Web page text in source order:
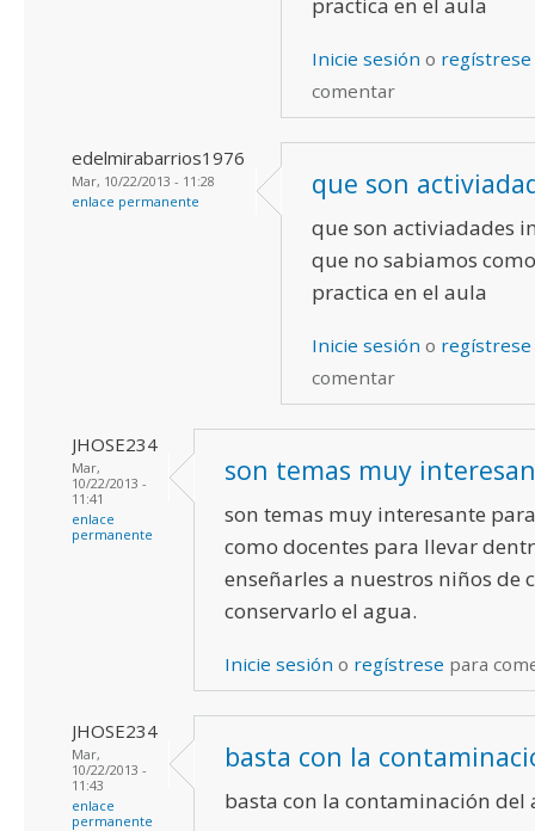
Inicie sesión o regístrese
comentar
edelmirabarrios1976
Mar, 10/22/2013 - 11:28
enlace permanente
que son
que son activiadades
que no sabiamos
practica en el aula
Inicie sesión o regístrese
comentar
JHOSE234
Mar,
10/22/2013 -
11:41
enlace
permanente
son temas muy
son temas muy interesante
como docentes para llevar
enseñarles a nuestros niños de
conservarlo el agua.
Inicie sesión o regístrese para
JHOSE234
Mar,
10/22/2013 -
11:43
enlace
permanente
basta con la
basta con la contaminación del